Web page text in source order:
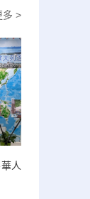
多 >
人